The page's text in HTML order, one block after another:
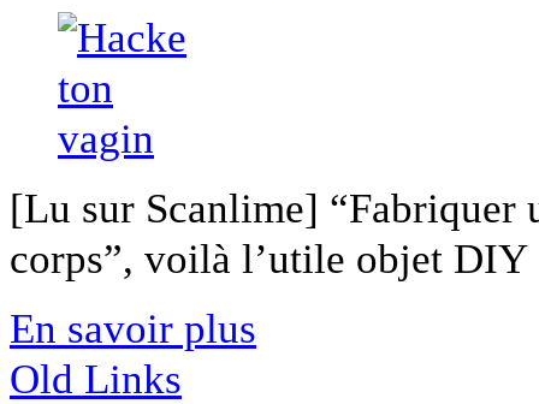
[Lu sur Scanlime] “Fabriquer
corps”, voilà l’utile objet
En savoir plus
Old Links